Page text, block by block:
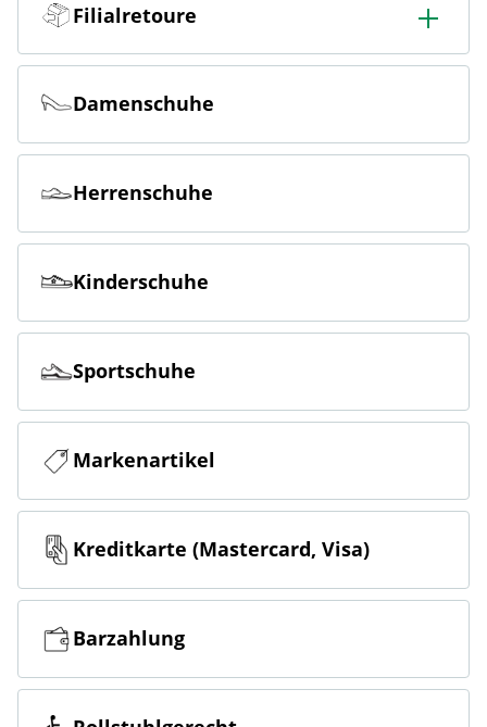
Filialretoure
Online bestellen & kostenlos in der Filiale zurückgeben
Damenschuhe
Herrenschuhe
Kinderschuhe
Sportschuhe
Markenartikel
Kreditkarte (Mastercard, Visa)
Barzahlung